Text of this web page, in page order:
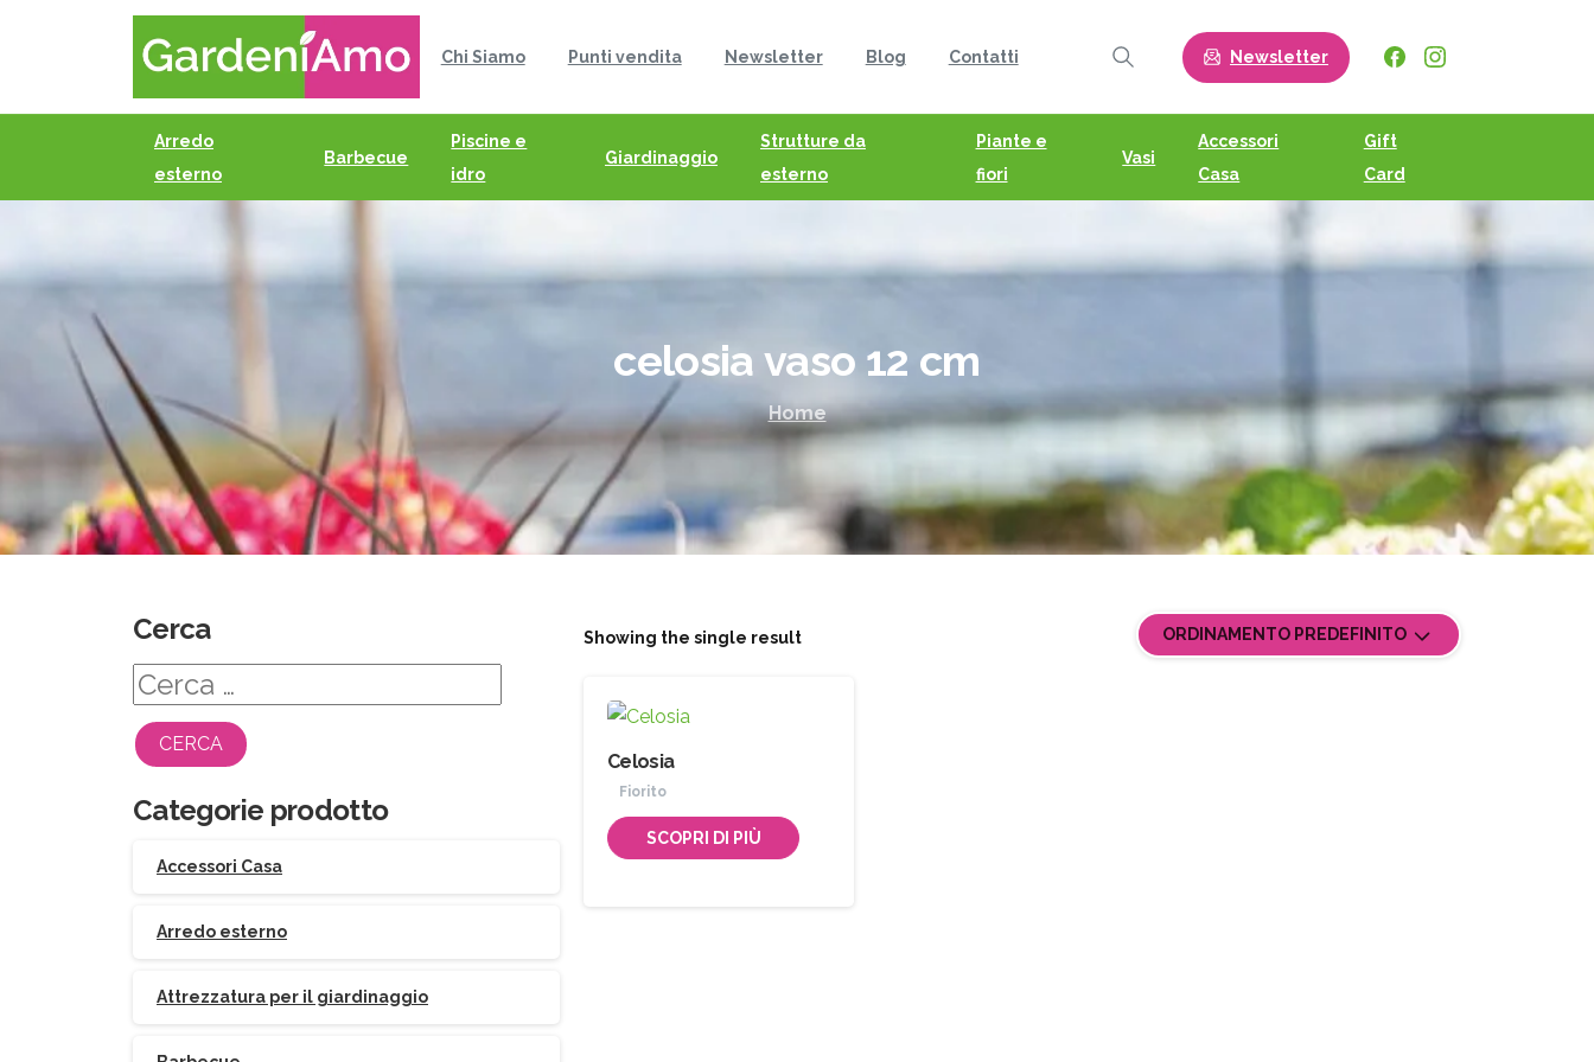
Chi Siamo Punti vendita Newsletter Blog Contatti
Search
Newsletter
Arredo
esterno
Barbecue
Piscine e
idro
Giardinaggio
Strutture da
esterno
Piante e
fiori
Vasi
Accessori
Casa
Gift
Card
celosia vaso 12 cm
Home
Showing the single result ORDINAMENTO PREDEFINITO
Celosia
Fiorito
SCOPRI DI PIÙ
Cerca
Ricerca
per:
Categorie prodotto
Accessori Casa
Arredo esterno
Attrezzatura per il giardinaggio